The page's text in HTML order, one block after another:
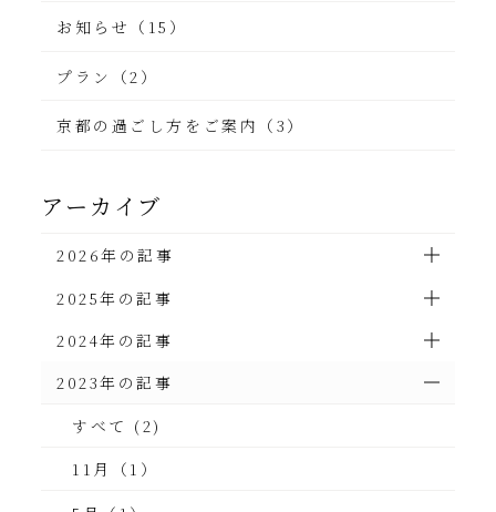
お知らせ（15）
プラン（2）
京都の過ごし方をご案内（3）
アーカイブ
2026年の記事
2025年の記事
2024年の記事
2023年の記事
すべて (2)
11月（1）